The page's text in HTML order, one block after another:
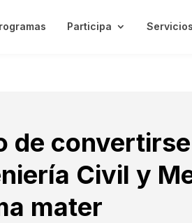
Participa Servicios
de
Civil y
mater